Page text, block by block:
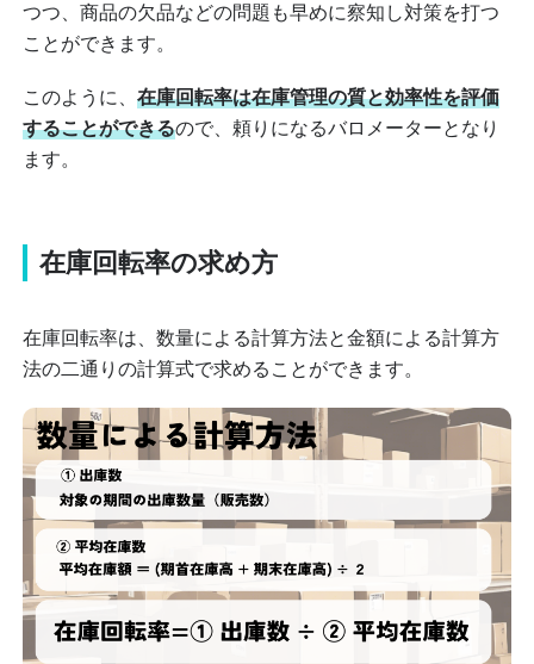
つつ、商品の欠品などの問題も早めに察知し対策を打つ
ことができます。
このように、在庫回転率は在庫管理の質と効率性を評価
することができるので、頼りになるバロメーターとなり
ます。
在庫回転率の求め方
在庫回転率は、数量による計算方法と金額による計算方
法の二通りの計算式で求めることができます。